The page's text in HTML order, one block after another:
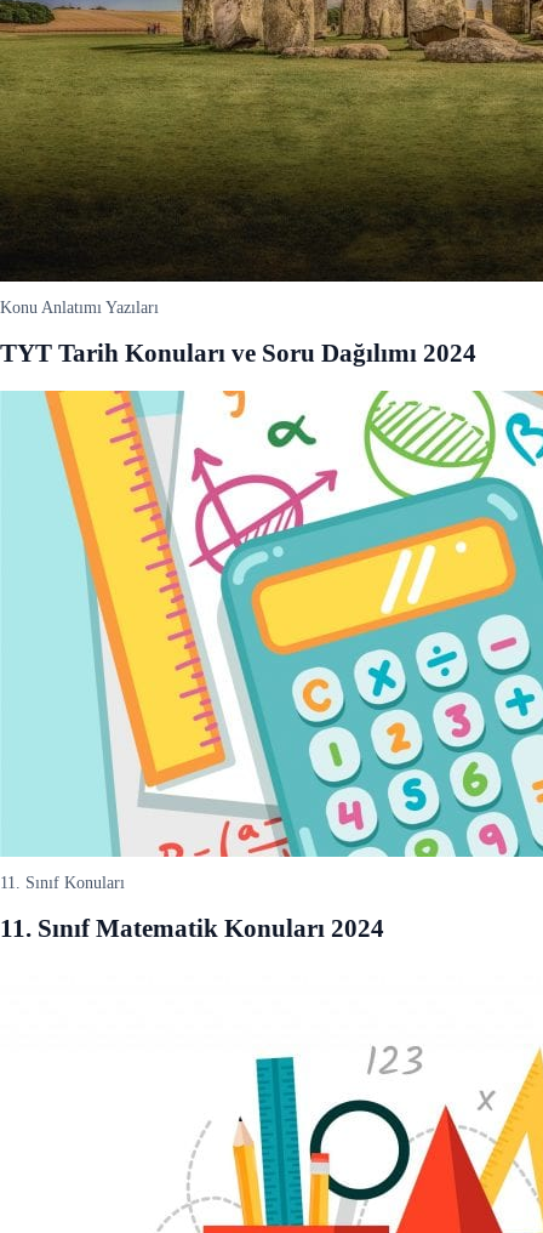
Konu Anlatımı Yazıları
TYT Tarih Konuları ve Soru Dağılımı 2024
11. Sınıf Konuları
11. Sınıf Matematik Konuları 2024